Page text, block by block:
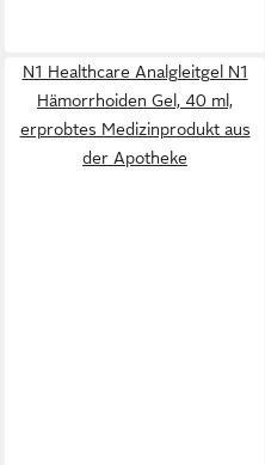
N1 Healthcare Analgleitgel N1
Hämorrhoiden Gel, 40 ml,
erprobtes Medizinprodukt aus
der Apotheke